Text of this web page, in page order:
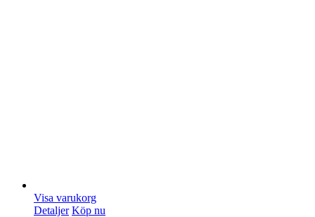
Visa varukorg
Detaljer Köp nu